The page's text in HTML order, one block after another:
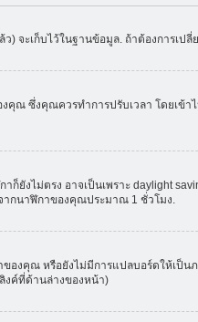
จะเก็บไว้ในฐานข้อมูล. ถ้าต้องการเ
คุณ ซึ่งคุณควรทำการปรับเวลา โดยเข้
ยังไม่ตรง อาจเป็นเพราะ daylight
ากนาฬิกาของคุณประมาณ 1 ชั่วโมง.
ของคุณ หรือยังไม่มีการแปลบอร์ดให้เ
งค์ที่ด้านล่างของหน้า)